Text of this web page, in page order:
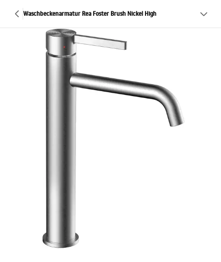
Waschbeckenarmatur Rea Foster Brush Nickel High